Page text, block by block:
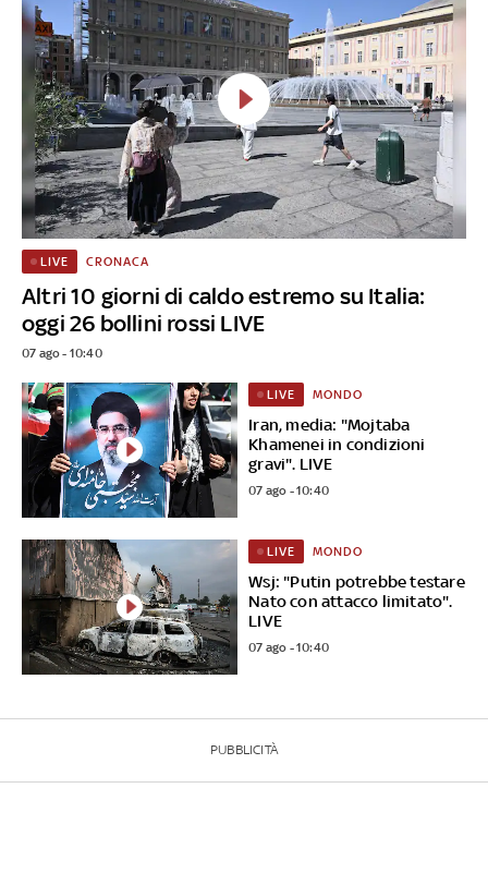
Altri 10 giorni di caldo estremo su Italia:
oggi 26 bollini rossi LIVE
LIVE CRONACA
07 ago - 10:40
Iran, media: "Mojtaba
Khamenei in condizioni
gravi". LIVE
LIVE MONDO
07 ago - 10:40
Wsj: "Putin potrebbe testare
Nato con attacco limitato".
LIVE
LIVE MONDO
07 ago - 10:40
PUBBLICITÀ